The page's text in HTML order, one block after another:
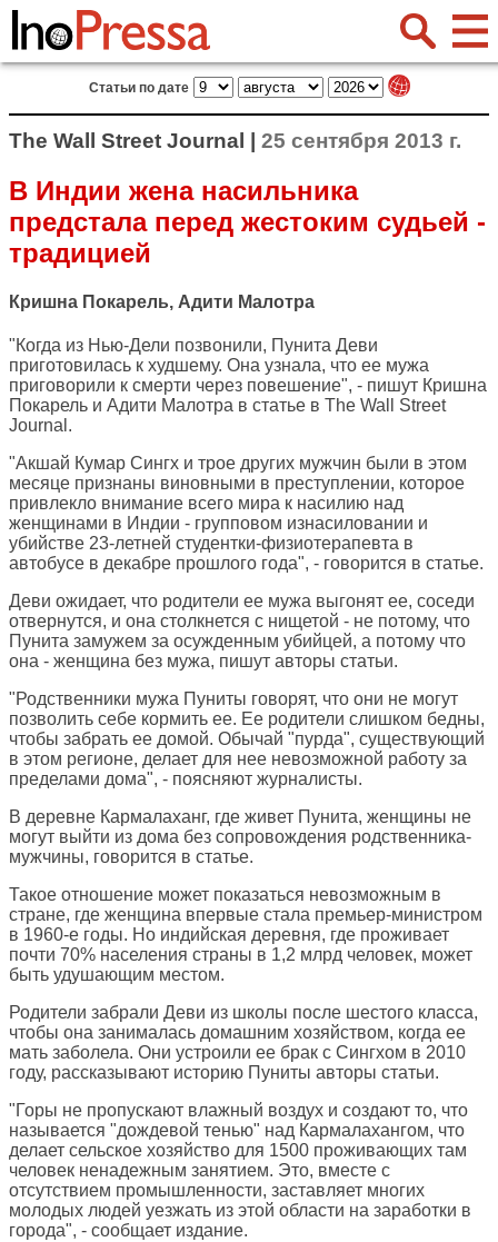
Статьи по дате
The Wall Street Journal | 25 сентября 2013 г.
В Индии жена насильника
предстала перед жестоким судьей -
традицией
Кришна Покарель, Адити Малотра
"Когда из Нью-Дели позвонили, Пунита Деви
приготовилась к худшему. Она узнала, что ее мужа
приговорили к смерти через повешение", - пишут Кришна
Покарель и Адити Малотра в статье в The Wall Street
Journal .
"Акшай Кумар Сингх и трое других мужчин были в этом
месяце признаны виновными в преступлении, которое
привлекло внимание всего мира к насилию над
женщинами в Индии - групповом изнасиловании и
убийстве 23-летней студентки-физиотерапевта в
автобусе в декабре прошлого года", - говорится в статье.
Деви ожидает, что родители ее мужа выгонят ее, соседи
отвернутся, и она столкнется с нищетой - не потому, что
Пунита замужем за осужденным убийцей, а потому что
она - женщина без мужа, пишут авторы статьи.
"Родственники мужа Пуниты говорят, что они не могут
позволить себе кормить ее. Ее родители слишком бедны,
чтобы забрать ее домой. Обычай "пурда", существующий
в этом регионе, делает для нее невозможной работу за
пределами дома", - поясняют журналисты.
В деревне Кармалаханг, где живет Пунита, женщины не
могут выйти из дома без сопровождения родственника-
мужчины, говорится в статье.
Такое отношение может показаться невозможным в
стране, где женщина впервые стала премьер-министром
в 1960-е годы. Но индийская деревня, где проживает
почти 70% населения страны в 1,2 млрд человек, может
быть удушающим местом.
Родители забрали Деви из школы после шестого класса,
чтобы она занималась домашним хозяйством, когда ее
мать заболела. Они устроили ее брак с Сингхом в 2010
году, рассказывают историю Пуниты авторы статьи.
"Горы не пропускают влажный воздух и создают то, что
называется "дождевой тенью" над Кармалахангом, что
делает сельское хозяйство для 1500 проживающих там
человек ненадежным занятием. Это, вместе с
отсутствием промышленности, заставляет многих
молодых людей уезжать из этой области на заработки в
города", - сообщает издание.